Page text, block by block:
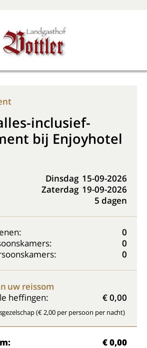
+31 (0) 20 225 48 80
inclusief-
bij Enjoyhotel
Dinsdag 15-09-2026
Zaterdag 19-09-2026
5 dagen
0
0
0
uw reissom
heffingen:
€ 0,00
(€ 2,00 per persoon per nacht)
€ 0,00